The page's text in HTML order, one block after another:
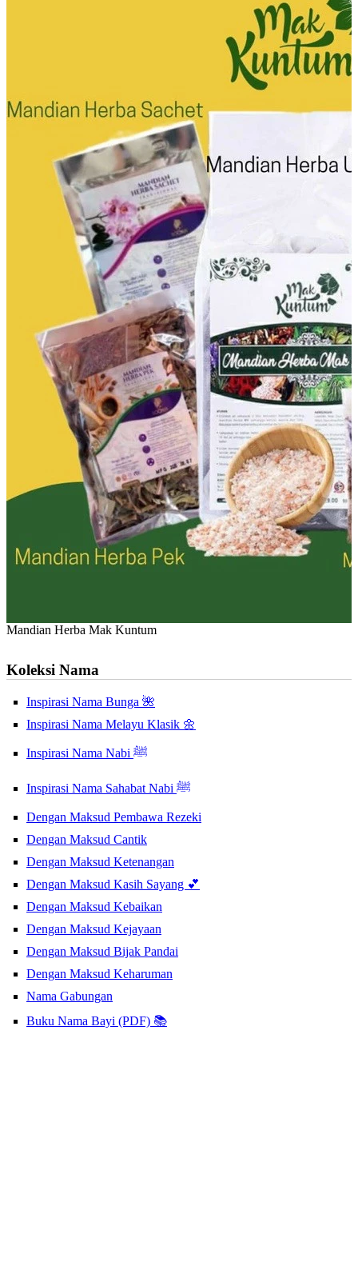
Mandian Herba Mak Kuntum
Koleksi Nama
Inspirasi Nama Bunga 🌺
Inspirasi Nama Melayu Klasik 🌼
Inspirasi Nama Nabi ﷺ
Inspirasi Nama Sahabat Nabi ﷺ
Dengan Maksud Pembawa Rezeki
Dengan Maksud Cantik
Dengan Maksud Ketenangan
Dengan Maksud Kasih Sayang 💕
Dengan Maksud Kebaikan
Dengan Maksud Kejayaan
Dengan Maksud Bijak Pandai
Dengan Maksud Keharuman
Nama Gabungan
Buku Nama Bayi (PDF) 📚